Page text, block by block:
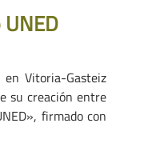
en Vitoria-Gasteiz
su creación entre
firmado con